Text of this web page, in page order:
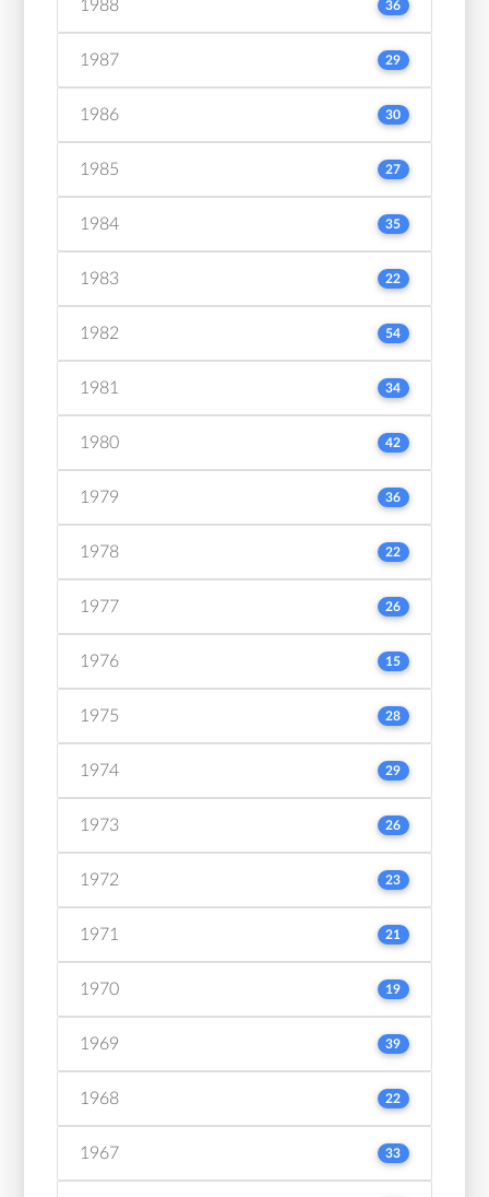
1988 36
1987 29
1986 30
1985 27
1984 35
1983 22
1982 54
1981 34
1980 42
1979 36
1978 22
1977 26
1976 15
1975 28
1974 29
1973 26
1972 23
1971 21
1970 19
1969 39
1968 22
1967 33